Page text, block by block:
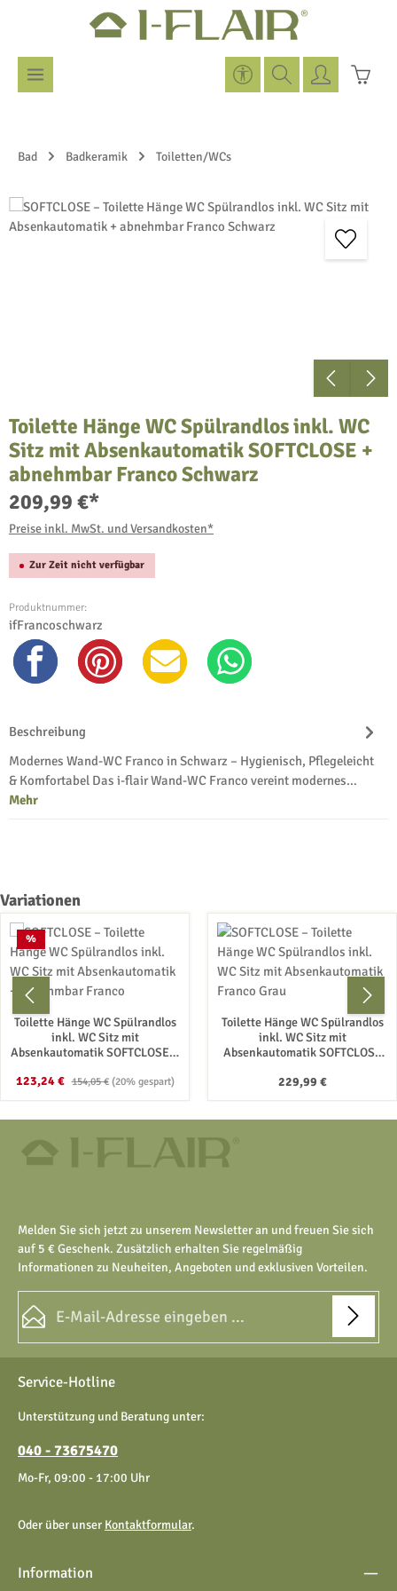
Zum Hauptinhalt springen
Werkzeugleiste anzeigen
Bad Badkeramik Toiletten/WCs
Bildergalerie überspringen
Toilette Hänge WC Spülrandlos inkl. WC
Sitz mit Absenkautomatik SOFTCLOSE +
abnehmbar Franco Schwarz
209,99 €*
Preise inkl. MwSt. und Versandkosten*
Zur Zeit nicht verfügbar
Produktnummer:
ifFrancoschwarz
Beschreibung
Modernes Wand-WC Franco in Schwarz – Hygienisch, Pflegeleicht
& Komfortabel Das i-flair Wand-WC Franco vereint modernes…
Mehr
Produktgalerie überspringen
Variationen
Rabatt
%
Toilette Hänge WC Spülrandlos
inkl. WC Sitz mit
Absenkautomatik SOFTCLOSE +
Verkaufspreis:
123,24 € Regulärer Preis:
154,05 € (20% gespart)
Toilette Hänge WC Spülrandlos
inkl. WC Sitz mit
Absenkautomatik SOFTCLOSE
Regulärer Preis:
229,99 €
Melden Sie sich jetzt zu unserem Newsletter an und freuen Sie sich
auf 5 € Geschenk. Zusätzlich erhalten Sie regelmäßig
Informationen zu Neuheiten, Angeboten und exklusiven Vorteilen.
Datenschutz
Ich habe dieDatenschutzbestimmungen
genommen und dieAGBgelesen und bin mit ihnen
Die mit einem Stern (*) markierten Felder sind Pflichtfelder.
Service-Hotline
Unterstützung und Beratung unter:
040 - 73675470
Mo-Fr, 09:00 - 17:00 Uhr
Oder über unser Kontaktformular.
Information